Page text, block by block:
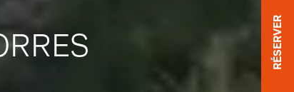
RÉSERVER